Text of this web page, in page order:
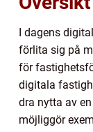
I dagens
förlita sig på
för
digitala
dra nytta av
möjliggör